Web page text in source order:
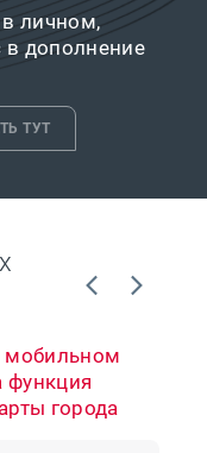
в личном,
в дополнение
ТУТ
мобильном
функция
города